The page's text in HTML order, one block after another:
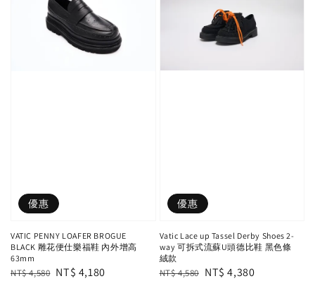
優惠
VATIC PENNY LOAFER BROGUE
BLACK 雕花便仕樂福鞋 內外增高
63mm
Regular
NT$ 4,580 Sale
NT$ 4,180
優惠
Vatic Lace up Tassel Derby Shoes 2-
way 可拆式流蘇U頭德比鞋 黑色條
絨款
Regular
NT$ 4,580 Sale
NT$ 4,380